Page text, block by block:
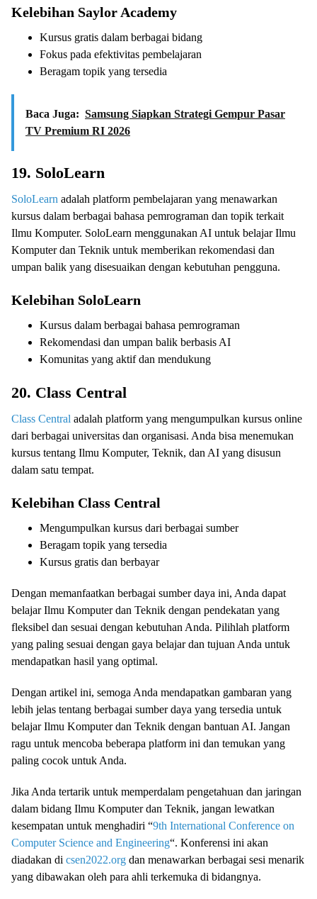
Kelebihan Saylor Academy
Kursus gratis dalam berbagai bidang
Fokus pada efektivitas pembelajaran
Beragam topik yang tersedia
Baca Juga: Samsung Siapkan Strategi Gempur Pasar
TV Premium RI 2026
19. SoloLearn
SoloLearn adalah platform pembelajaran yang menawarkan
kursus dalam berbagai bahasa pemrograman dan topik terkait
Ilmu Komputer. SoloLearn menggunakan AI untuk belajar Ilmu
Komputer dan Teknik untuk memberikan rekomendasi dan
umpan balik yang disesuaikan dengan kebutuhan pengguna.
Kelebihan SoloLearn
Kursus dalam berbagai bahasa pemrograman
Rekomendasi dan umpan balik berbasis AI
Komunitas yang aktif dan mendukung
20. Class Central
Class Central adalah platform yang mengumpulkan kursus online
dari berbagai universitas dan organisasi. Anda bisa menemukan
kursus tentang Ilmu Komputer, Teknik, dan AI yang disusun
dalam satu tempat.
Kelebihan Class Central
Mengumpulkan kursus dari berbagai sumber
Beragam topik yang tersedia
Kursus gratis dan berbayar
Dengan memanfaatkan berbagai sumber daya ini, Anda dapat
belajar Ilmu Komputer dan Teknik dengan pendekatan yang
fleksibel dan sesuai dengan kebutuhan Anda. Pilihlah platform
yang paling sesuai dengan gaya belajar dan tujuan Anda untuk
mendapatkan hasil yang optimal.
Dengan artikel ini, semoga Anda mendapatkan gambaran yang
lebih jelas tentang berbagai sumber daya yang tersedia untuk
belajar Ilmu Komputer dan Teknik dengan bantuan AI. Jangan
ragu untuk mencoba beberapa platform ini dan temukan yang
paling cocok untuk Anda.
Jika Anda tertarik untuk memperdalam pengetahuan dan jaringan
dalam bidang Ilmu Komputer dan Teknik, jangan lewatkan
kesempatan untuk menghadiri “9th International Conference on
Computer Science and Engineering“. Konferensi ini akan
diadakan di csen2022.org dan menawarkan berbagai sesi menarik
yang dibawakan oleh para ahli terkemuka di bidangnya.